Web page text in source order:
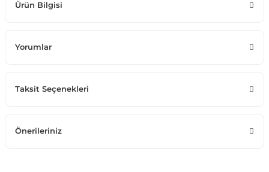
Ürün Bilgisi
Yorumlar
Taksit Seçenekleri
Önerileriniz